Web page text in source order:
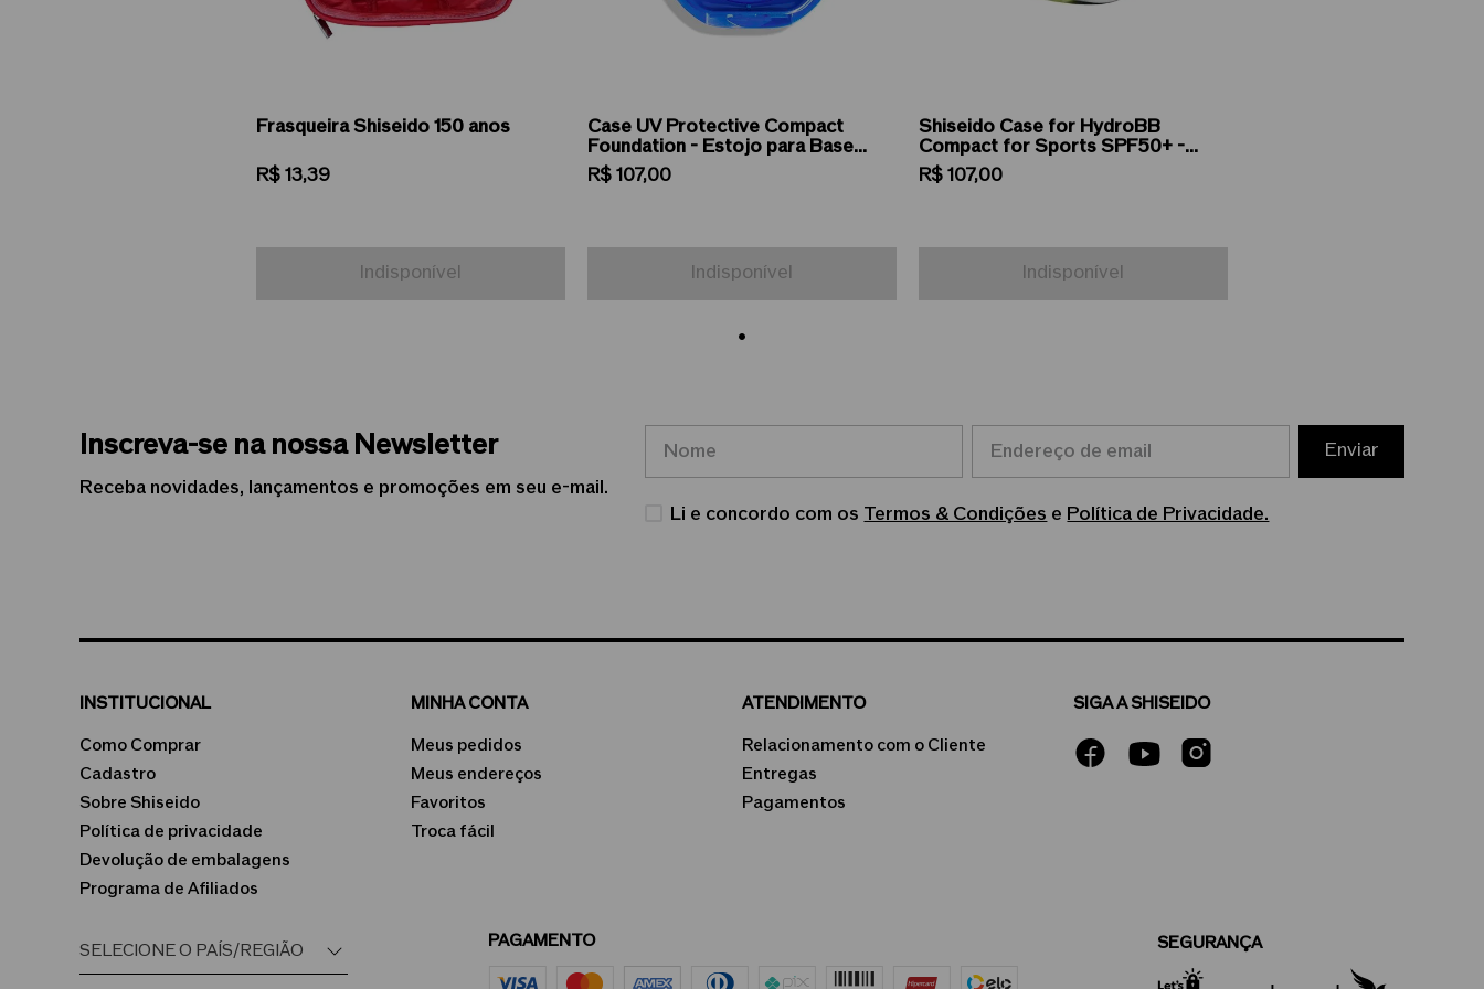
Frasqueira Shiseido 150 anos
R$ 13,39
Indisponível
Case UV Protective Compact
Foundation - Estojo para Base
Compacta
R$ 107,00
Indisponível
Shiseido Case for HydroBB
Compact for Sports SPF50+ -
Estojo para Base Compacta
R$ 107,00
Indisponível
Inscreva-se na nossa Newsletter
Receba novidades, lançamentos e promoções em seu e-mail.
Enviar
Li e concordo com os Termos & Condições e Política de Privacidade.
INSTITUCIONAL
Como Comprar
Cadastro
Sobre Shiseido
Política de privacidade
Devolução de embalagens
Programa de Afiliados
MINHA CONTA
Meus pedidos
Meus endereços
Favoritos
Troca fácil
ATENDIMENTO
Relacionamento com o Cliente
Entregas
Pagamentos
SIGA A SHISEIDO
PAGAMENTO SEGURANÇA